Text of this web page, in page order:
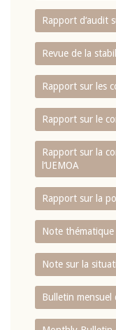
Rapport d‘audit
Revue de la
Rapport sur les
Rapport sur le
Rapport sur la
l‘UEMOA
Rapport sur la
Note thématique
Note sur la
Bulletin